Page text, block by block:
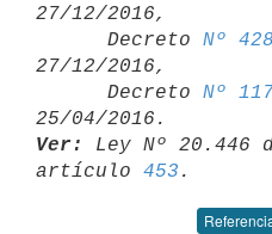
27/12/2016,
      Decreto
Nº
27/12/2016,
      Decreto
Nº
Ver:
Ley Nº 20.446
artículo 453